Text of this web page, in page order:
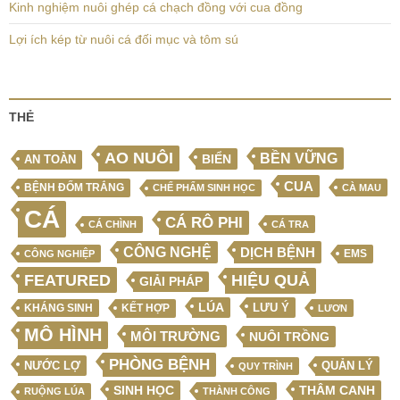
Kinh nghiệm nuôi ghép cá chạch đồng với cua đồng
Lợi ích kép từ nuôi cá đối mục và tôm sú
THẺ
AN TOÀN AO NUÔI BIỂN BỀN VỮNG
BỆNH ĐỐM TRẮNG CHẾ PHẨM SINH HỌC CUA CÀ MAU
CÁ CÁ CHÌNH CÁ RÔ PHI CÁ TRA
CÔNG NGHIỆP CÔNG NGHỆ DỊCH BỆNH EMS
FEATURED GIẢI PHÁP HIỆU QUẢ
KHÁNG SINH KẾT HỢP LÚA LƯU Ý LƯƠN
MÔ HÌNH MÔI TRƯỜNG NUÔI TRỒNG
NƯỚC LỢ PHÒNG BỆNH QUY TRÌNH QUẢN LÝ
RUỘNG LÚA SINH HỌC THÀNH CÔNG THÂM CANH